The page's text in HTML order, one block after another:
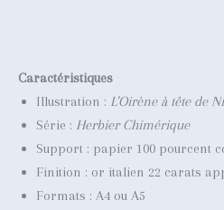
Caractéristiques
Illustration : L’Oirène à tête de
Série : Herbier Chimérique
Support : papier 100 pourcent
Finition : or italien 22 carats
Formats : A4 ou A5